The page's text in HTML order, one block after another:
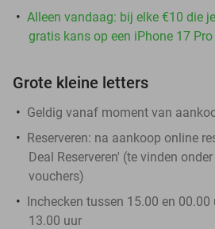
Alleen vandaag: bij elke €10 die
gratis kans op een iPhone 17
Grote kleine letters
Geldig vanaf moment van
Reserveren: na aankoop online
Deal Reserveren' (te vinden
vouchers)
Inchecken tussen 15.00 en
13.00 uur